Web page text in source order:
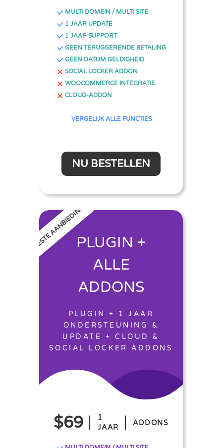
MULTI DOMEIN / MULTI SITE
1 JAAR UPDATE
1 JAAR SUPPORT
GEEN TERUGGERENDE BETALING
GEEN DATUM GELDIGHEID
SOCIAL LOCKER ADDON
WOOCOMMERCE INTEGRATIE
CLOUD-ADDON
VERGELIJK ALLE FUNCTIES
NU BESTELLEN
BESTE AANBIEDINGPLUGIN +
ALLE
ADDONS
PLUGIN + 1 JAAR
ONDERSTEUNING &
UPDATE + CLOUD &
SOCIAL LOCKER ADDONS
$69
1
JAAR
ADDONS